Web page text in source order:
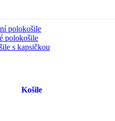
polokošile
polokošile
s kapsičkou
Košile